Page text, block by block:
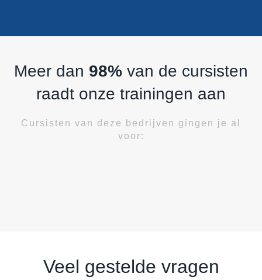
Meer dan 98% van de cursisten
raadt onze trainingen aan
Cursisten van deze bedrijven gingen je al
voor:
Veel gestelde vragen